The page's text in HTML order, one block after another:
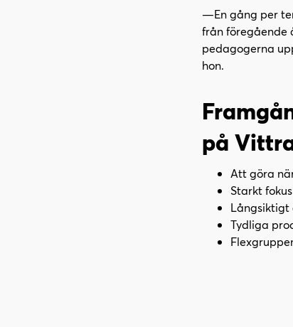
—En gång per
från föregående
pedagogerna
hon.
på
Att göra
Starkt
Tydliga